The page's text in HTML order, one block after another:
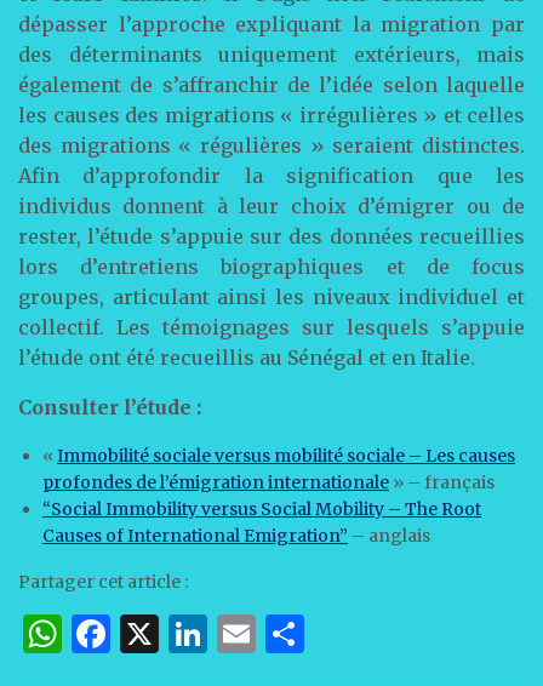
dépasser l’approche expliquant la migration par
des déterminants uniquement extérieurs, mais
également de s’affranchir de l’idée selon laquelle
les causes des migrations « irrégulières » et celles
des migrations « régulières » seraient distinctes.
Afin d’approfondir la signification que les
individus donnent à leur choix d’émigrer ou de
rester, l’étude s’appuie sur des données recueillies
lors d’entretiens biographiques et de focus
groupes, articulant ainsi les niveaux individuel et
collectif. Les témoignages sur lesquels s’appuie
l’étude ont été recueillis au Sénégal et en Italie.
Consulter l’étude :
«Immobilité sociale versus mobilité sociale – Les causes
profondes de l’émigration internationale » – français
“Social Immobility versus Social Mobility – The Root
Causes of International Emigration” – anglais
Partager cet article :
W F
X
Li E